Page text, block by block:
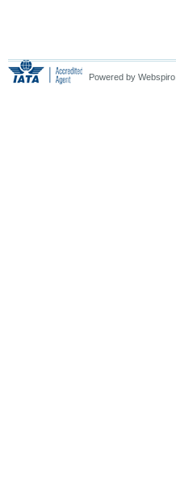
Powered by Webspiro.